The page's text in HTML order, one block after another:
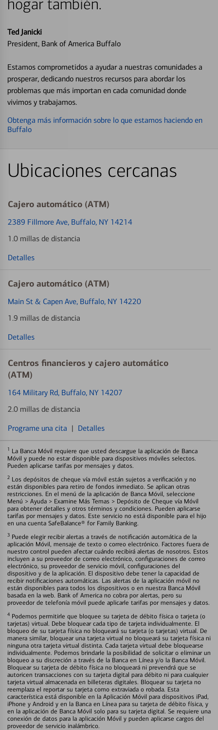
hogar también.
Ted Janicki
President, Bank of America Buffalo
Estamos comprometidos a ayudar a nuestras comunidades a
prosperar, dedicando nuestros recursos para abordar los
problemas que más importan en cada comunidad donde
vivimos y trabajamos.
Obtenga más información sobre lo que estamos haciendo en
Buffalo
Ubicaciones cercanas
Cajero automático (ATM)
2389 Fillmore Ave, Buffalo, NY 14214
1.0 millas de distancia
Detalles
Cajero automático (ATM)
Main St & Capen Ave, Buffalo, NY 14220
1.9 millas de distancia
Detalles
Centros financieros y cajero automático
(ATM)
164 Military Rd, Buffalo, NY 14207
2.0 millas de distancia
Programe una cita | Detalles
1 La Banca Móvil requiere que usted descargue la aplicación de Banca
Móvil y puede no estar disponible para dispositivos móviles selectos.
Pueden aplicarse tarifas por mensajes y datos.
2 Los depósitos de cheque vía móvil están sujetos a verificación y no
están disponibles para retiro de fondos inmediato. Se aplican otras
restricciones. En el menú de la aplicación de Banca Móvil, seleccione
Menú > Ayuda > Examine Más Temas > Depósito de Cheque vía Móvil
para obtener detalles y otros términos y condiciones. Pueden aplicarse
tarifas por mensajes y datos. Este servicio no está disponible para el hijo
en una cuenta SafeBalance® for Family Banking.
3 Puede elegir recibir alertas a través de notificación automática de la
aplicación Móvil, mensaje de texto o correo electrónico. Factores fuera de
nuestro control pueden afectar cuándo recibirá alertas de nosotros. Estos
incluyen a su proveedor de correo electrónico, configuraciones de correo
electrónico, su proveedor de servicio móvil, configuraciones del
dispositivo y de la aplicación. El dispositivo debe tener la capacidad de
recibir notificaciones automáticas. Las alertas de la aplicación móvil no
están disponibles para todos los dispositivos o en nuestra Banca Móvil
basada en la web. Bank of America no cobra por alertas, pero su
proveedor de telefonía móvil puede aplicarle tarifas por mensajes y datos.
4 Podemos permitirle que bloquee su tarjeta de débito física o tarjeta (o
tarjetas) virtual. Debe bloquear cada tipo de tarjeta individualmente. El
bloqueo de su tarjeta física no bloqueará su tarjeta (o tarjetas) virtual. De
manera similar, bloquear una tarjeta virtual no bloqueará su tarjeta física ni
ninguna otra tarjeta virtual distinta. Cada tarjeta virtual debe bloquearse
individualmente. Podemos brindarle la posibilidad de solicitar o eliminar un
bloqueo a su discreción a través de la Banca en Línea y/o la Banca Móvil.
Bloquear su tarjeta de débito física no bloqueará ni prevendrá que se
autoricen transacciones con su tarjeta digital para débito ni para cualquier
tarjeta virtual almacenada en billeteras digitales. Bloquear su tarjeta no
reemplaza el reportar su tarjeta como extraviada o robada. Esta
característica está disponible en la Aplicación Móvil para dispositivos iPad,
iPhone y Android y en la Banca en Línea para su tarjeta de débito física, y
en la aplicación de Banca Móvil solo para su tarjeta digital. Se requiere una
conexión de datos para la aplicación Móvil y pueden aplicarse cargos del
proveedor de servicio inalámbrico.